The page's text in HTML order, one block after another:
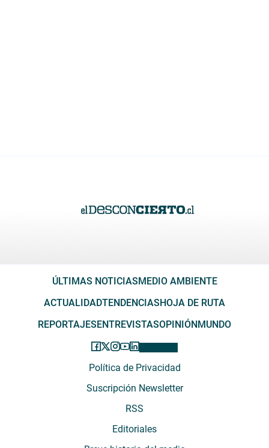
ÚLTIMAS NOTICIASMEDIO AMBIENTE
ACTUALIDADTENDENCIASHOJA DE RUTA
REPORTAJESENTREVISTASOPINIÓNMUNDO
Política de Privacidad
Suscripción Newsletter
RSS
Editoriales